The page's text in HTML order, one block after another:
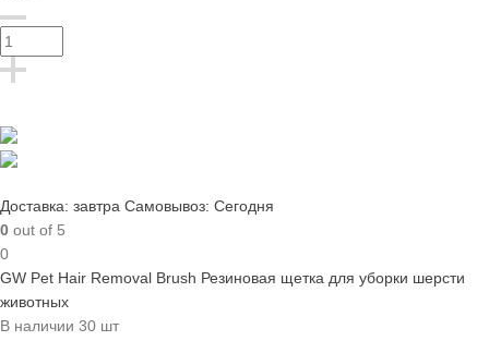
Доставка: завтра Самовывоз: Сегодня
0 out of 5
0
GW Pet Hair Removal Brush Резиновая щетка для уборки шерсти
животных
В наличии 30 шт